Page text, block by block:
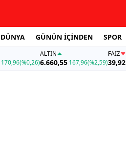
DÜNYA GÜNÜN İÇİNDEN SPOR
170,96(%0,26)
ALTIN
6.660,55 167,96(%2,59)
FAİZ
39,92